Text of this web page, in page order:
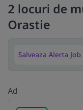
2 locuri de
Orastie
Salveaza Alerta Job
Ad